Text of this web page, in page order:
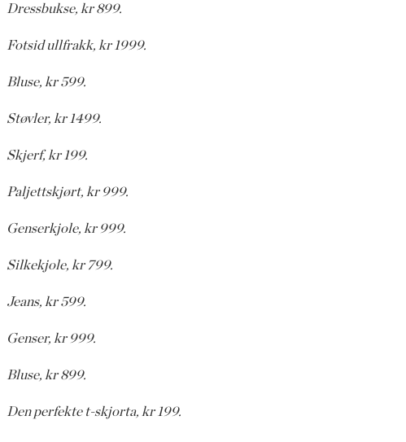
Dressbukse, kr 899.
Fotsid ullfrakk, kr 1999.
Bluse, kr 599.
Støvler, kr 1499.
Skjerf, kr 199.
Paljettskjørt, kr 999.
Genserkjole, kr 999.
Silkekjole, kr 799.
Jeans, kr 599.
Genser, kr 999.
Bluse, kr 899.
Den perfekte t-skjorta, kr 199.